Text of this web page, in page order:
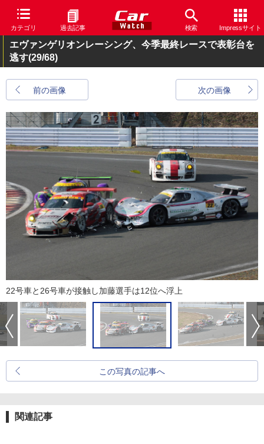
カテゴリ 過去記事 検索 Impressサイト
エヴァンゲリオンレーシング、今季最終レースで表彰台を
逃す(29/68)
前の画像 次の画像
22号車と26号車が接触し加藤選手は12位へ浮上
この写真の記事へ
関連記事